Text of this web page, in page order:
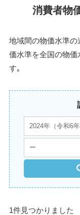
消費者物
地域間の物価水準
価水準を全国の物
す｡
1件見つかりました